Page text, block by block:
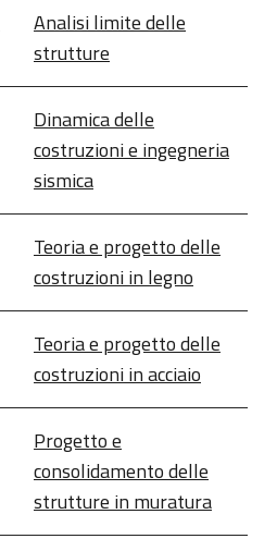
Analisi limite delle
strutture
Dinamica delle
costruzioni e ingegneria
sismica
Teoria e progetto delle
costruzioni in legno
Teoria e progetto delle
costruzioni in acciaio
Progetto e
consolidamento delle
strutture in muratura